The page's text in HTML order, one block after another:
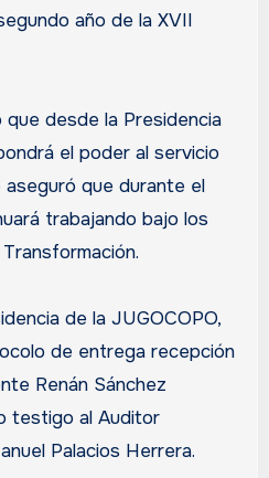
año de la XVII
desde la Presidencia
el poder al servicio
que durante el
trabajando bajo los
de la JUGOCOPO,
de entrega recepción
Renán Sánchez
testigo al Auditor
Palacios Herrera.